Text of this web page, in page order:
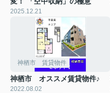
2025.12.21
神栖市 賃貸物件
神栖市 オススメ賃貸物件♪
2022.08.02